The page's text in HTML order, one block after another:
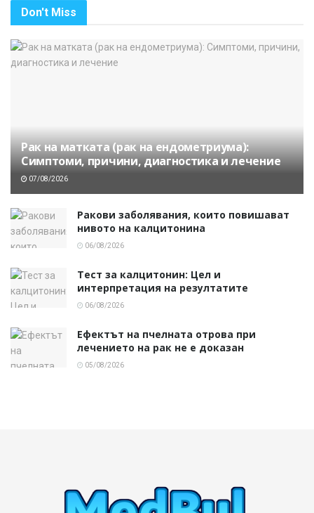
Don't Miss
Рак на матката (рак на ендометриума):
Симптоми, причини, диагностика и лечение
07/08/2026
Ракови заболявания, които повишават
нивото на калцитонина
06/08/2026
Тест за калцитонин: Цел и
интерпретация на резултатите
06/08/2026
Ефектът на пчелната отрова при
лечението на рак не е доказан
05/08/2026